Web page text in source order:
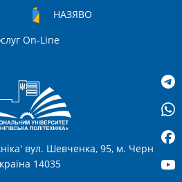
НАЗЯВО
On-Line
вул. Шевченка, 95, м. Чернігів,
14035